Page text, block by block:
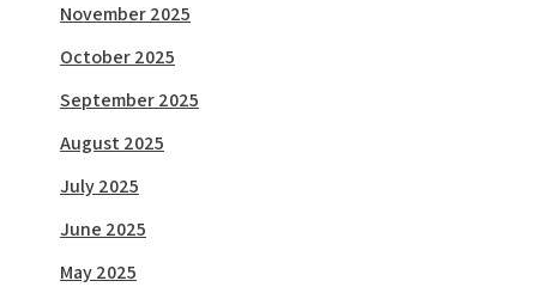
November 2025
October 2025
September 2025
August 2025
July 2025
June 2025
May 2025